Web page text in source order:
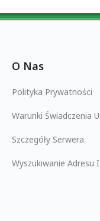
O Nas
Polityka Prywatności
Warunki Świadczenia
Szczegóły Serwera
Wyszukiwanie Adresu